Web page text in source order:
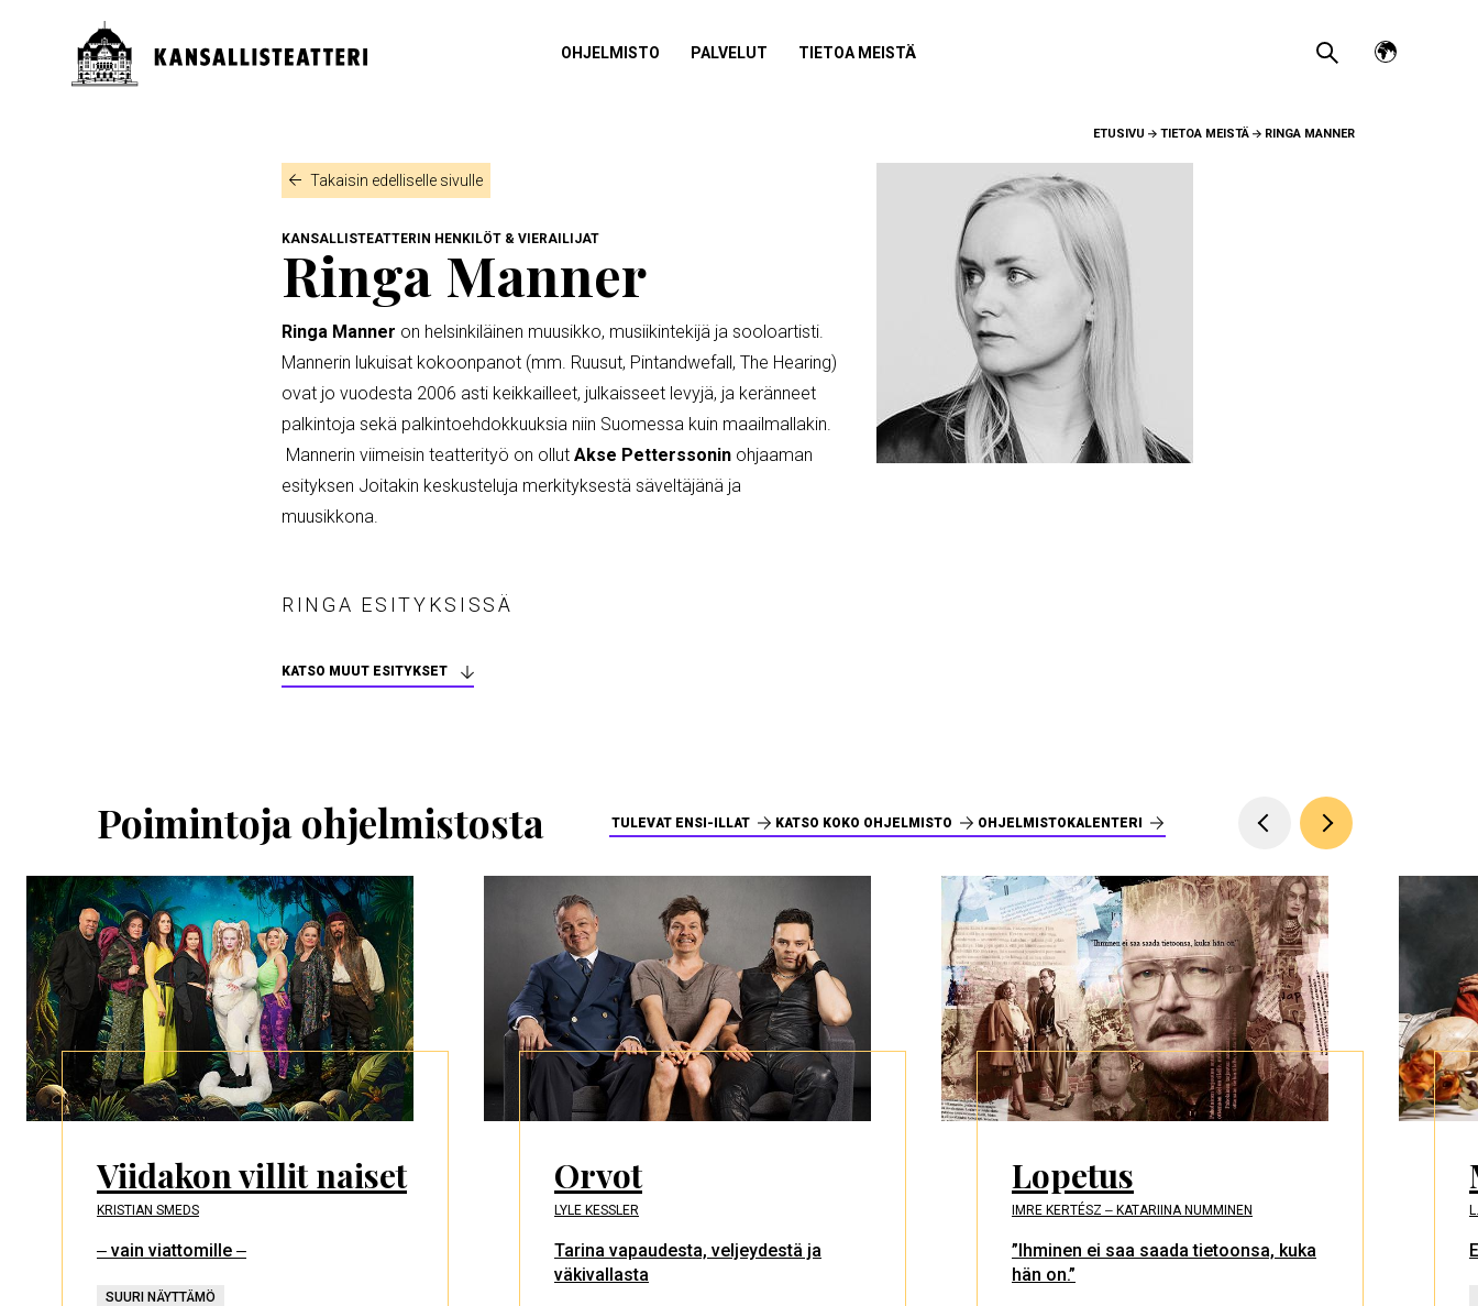
pääsisältöön
NÄYTÄ
OHJELMISTO
NÄYTÄ
PALVELUT
NÄYTÄ
TIETOA MEISTÄ
Avaa
ETUSIVU TIETOA MEISTÄ RINGA MANNER
Takaisin edelliselle sivulle
KANSALLISTEATTERIN HENKILÖT & VIERAILIJAT
Ringa Manner
Ringa Manner on helsinkiläinen muusikko, musiikintekijä ja sooloartisti.
Mannerin lukuisat kokoonpanot (mm. Ruusut, Pintandwefall, The Hearing)
ovat jo vuodesta 2006 asti keikkailleet, julkaisseet levyjä, ja keränneet
palkintoja sekä palkintoehdokkuuksia niin Suomessa kuin maailmallakin.
Mannerin viimeisin teatterityö on ollut Akse Petterssonin ohjaaman
esityksen Joitakin keskusteluja merkityksestä säveltäjänä ja
muusikkona.
RINGA ESITYKSISSÄ
KATSO MUUT ESITYKSET
Poimintoja ohjelmistosta TULEVAT ENSI-ILLAT KATSO KOKO OHJELMISTO OHJELMISTOKALENTERI
Viidakon villit naiset
KRISTIAN SMEDS
‒ vain viattomille ‒
SUURI NÄYTTÄMÖ
Orvot
LYLE KESSLER
Tarina vapaudesta, veljeydestä ja
väkivallasta
Lopetus
IMRE KERTÉSZ ‒ KATARIINA NUMMINEN
”Ihminen ei saa saada tietoonsa, kuka
hän on.”